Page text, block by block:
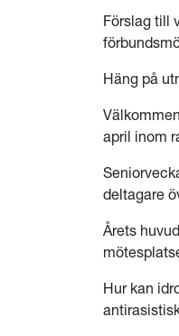
Förslag till
Häng på
april inom
deltagare
Årets
Hur kan